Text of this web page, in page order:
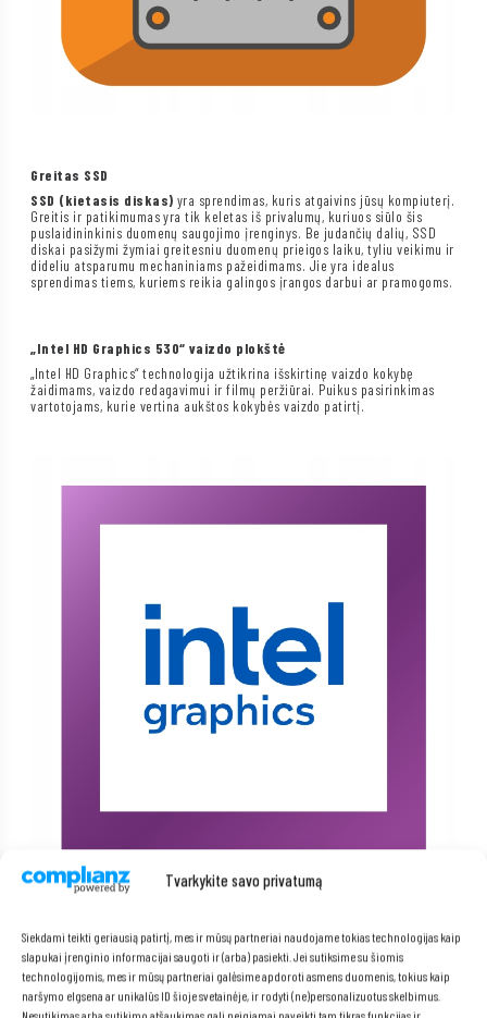
Tvarkykite savo privatumą
Siekdami teikti geriausią patirtį, mes ir mūsų partneriai naudojame tokias technologijas kaip
slapukai įrenginio informacijai saugoti ir (arba) pasiekti. Jei sutiksime su šiomis
technologijomis, mes ir mūsų partneriai galėsime apdoroti asmens duomenis, tokius kaip
naršymo elgsena ar unikalūs ID šioje svetainėje, ir rodyti (ne)personalizuotus skelbimus.
Nesutikimas arba sutikimo atšaukimas gali neigiamai paveikti tam tikras funkcijas ir
Greitas SSD
SSD (kietasis diskas) yra sprendimas, kuris atgaivins jūsų kompiuterį.
Greitis ir patikimumas yra tik keletas iš privalumų, kuriuos siūlo šis
puslaidininkinis duomenų saugojimo įrenginys. Be judančių dalių, SSD
diskai pasižymi žymiai greitesniu duomenų prieigos laiku, tyliu veikimu ir
dideliu atsparumu mechaniniams pažeidimams. Jie yra idealus
sprendimas tiems, kuriems reikia galingos įrangos darbui ar pramogoms.
„Intel HD Graphics 530“ vaizdo plokštė
„Intel HD Graphics“ technologija užtikrina išskirtinę vaizdo kokybę
žaidimams, vaizdo redagavimui ir filmų peržiūrai. Puikus pasirinkimas
vartotojams, kurie vertina aukštos kokybės vaizdo patirtį.